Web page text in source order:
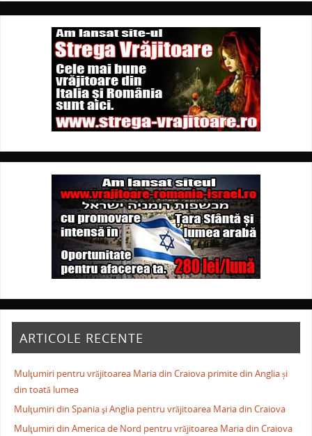
ARTICOLE RECENTE
Mulţumiri pentru vrăjitoarea Maria din Craiova primite din Anglia și
din toată lumea
Mulţumiri din Spania şi Anglia pentru vrăjitoarea Maria din Craiova
Mulţumiri din America de Nord pentru vrăjitoarea Maria din Craiova